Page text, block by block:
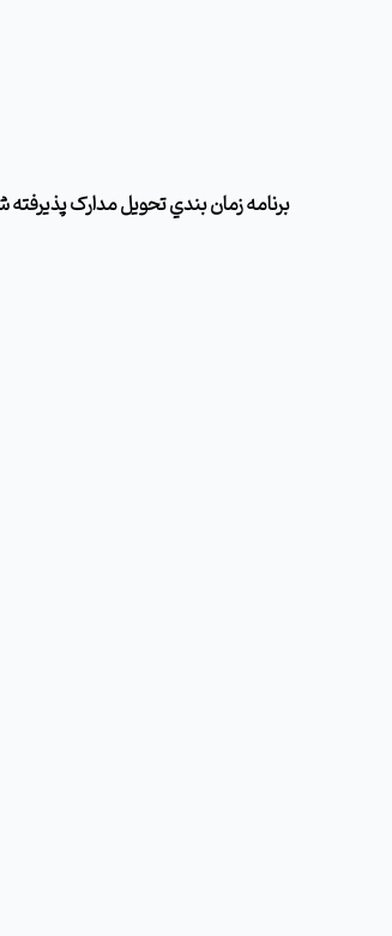
برنامه زمان بندي تحویل مدارک پذيرفته